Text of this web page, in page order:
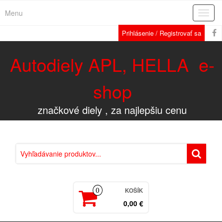
Menu
Prihlásenie / Registrovať sa
Autodiely APL, HELLA e-
shop
značkové diely , za najlepšiu cenu
0 KOŠÍK
0,00 €